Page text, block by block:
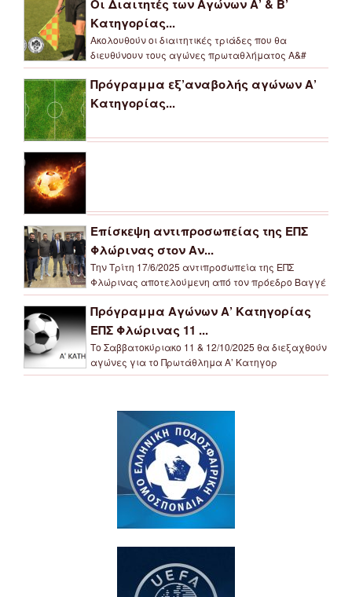
Οι Διαιτητές των Αγώνων Α’ & Β’
Κατηγορίας...
Ακολουθούν οι διαιτητικές τριάδες που θα
διευθύνουν τους αγώνες πρωταθλήματος Α&#
Πρόγραμμα εξ’αναβολής αγώνων Α’
Κατηγορίας...
Επίσκεψη αντιπροσωπείας της ΕΠΣ
Φλώρινας στον Αν...
Την Τρίτη 17/6/2025 αντιπροσωπεία της ΕΠΣ
Φλώρινας αποτελούμενη από τον πρόεδρο Βαγγέ
Πρόγραμμα Αγώνων Α’ Κατηγορίας
ΕΠΣ Φλώρινας 11 ...
Το Σαββατοκύριακο 11 & 12/10/2025 θα διεξαχθούν
αγώνες για το Πρωτάθλημα Α’ Κατηγορ